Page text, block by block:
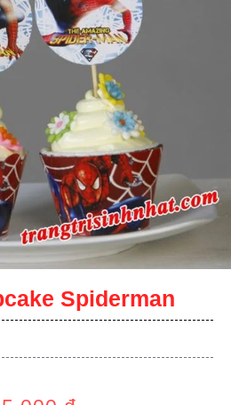
Spiderman